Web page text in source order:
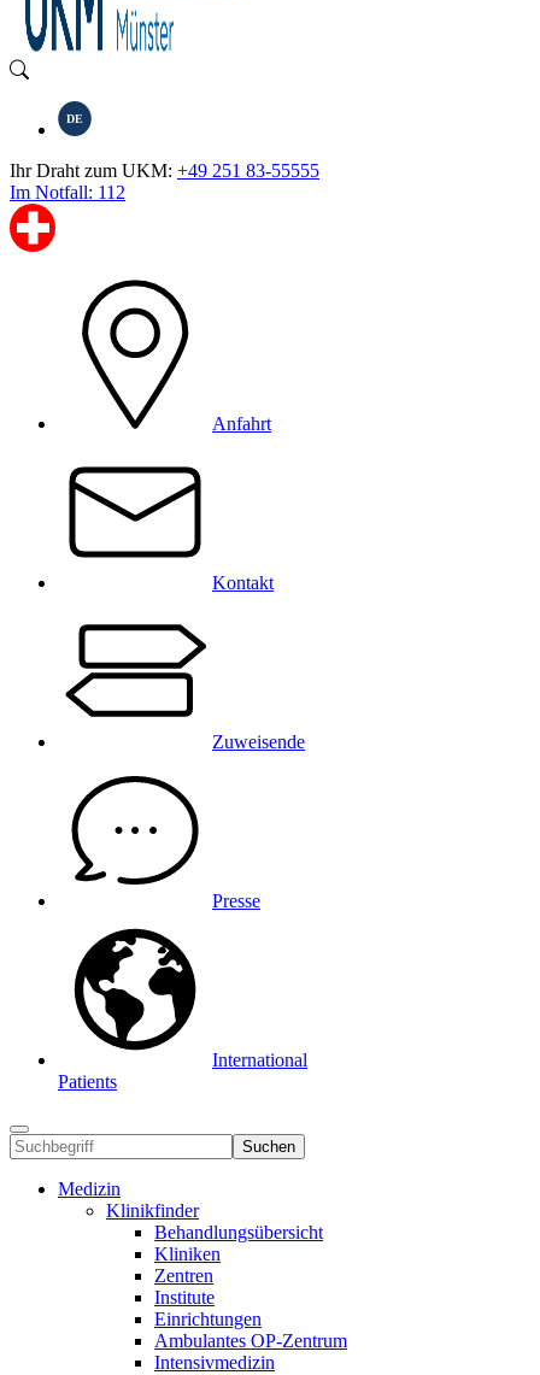
DE
Ihr Draht zum UKM: +49 251 83-55555
Im Notfall: 112
Anfahrt
Kontakt
Zuweisende
Presse
International
Patients
Suchen
Medizin
Klinikfinder
Behandlungsübersicht
Kliniken
Zentren
Institute
Einrichtungen
Ambulantes OP-Zentrum
Intensivmedizin